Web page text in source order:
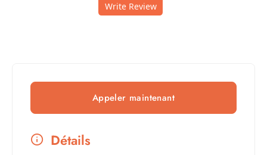
Write Review
Appeler maintenant
Détails